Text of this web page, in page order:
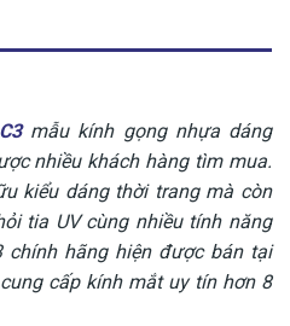
mẫu kính gọng nhựa dáng
nhiều khách hàng tìm mua.
kiểu dáng thời trang mà còn
tia UV cùng nhiều tính năng
chính hãng hiện được bán tại
cấp kính mắt uy tín hơn 8